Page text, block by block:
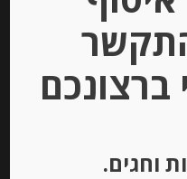
ברצונכם
וחגים.